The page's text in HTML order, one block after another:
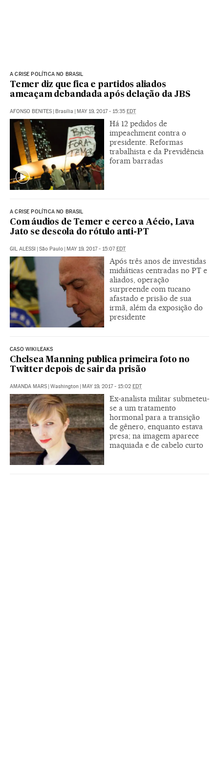
A CRISE POLÍTICA NO BRASIL
Temer diz que fica e partidos aliados
ameaçam debandada após delação da JBS
AFONSO BENITES | Brasília | MAY 19, 2017 - 15:35 EDT
Há 12 pedidos de
impeachment contra o
presidente. Reformas
trabalhista e da Previdência
foram barradas
A CRISE POLÍTICA NO BRASIL
Com áudios de Temer e cerco a Aécio, Lava
Jato se descola do rótulo anti-PT
GIL ALESSI | São Paulo | MAY 19, 2017 - 15:07EDT
Após três anos de investidas
midiáticas centradas no PT e
aliados, operação
surpreende com tucano
afastado e prisão de sua
irmã, além da exposição do
presidente
CASO WIKILEAKS
Chelsea Manning publica primeira foto no
Twitter depois de sair da prisão
AMANDA MARS | Washington | MAY 19, 2017 - 15:02 EDT
Ex-analista militar submeteu-
se a um tratamento
hormonal para a transição
de gênero, enquanto estava
presa; na imagem aparece
maquiada e de cabelo curto